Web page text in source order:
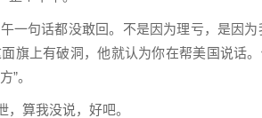
一句话都没敢回。不是因为理亏，是因
旗上有破洞，他就认为你在帮美国说话
”。
，算我没说，好吧。